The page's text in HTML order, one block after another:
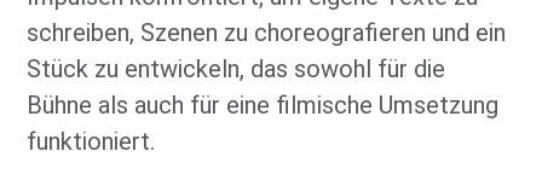
schreiben, Szenen zu choreografieren und ein
Stück zu entwickeln, das sowohl für die
Bühne als auch für eine filmische Umsetzung
funktioniert.